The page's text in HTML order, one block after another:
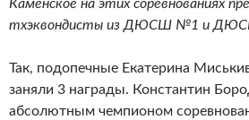
Каменское на этих соревнованиях
тхэквондисты из ДЮСШ №1 и
Так, подопечные Екатерина
заняли 3 награды. Константин
абсолютным чемпионом